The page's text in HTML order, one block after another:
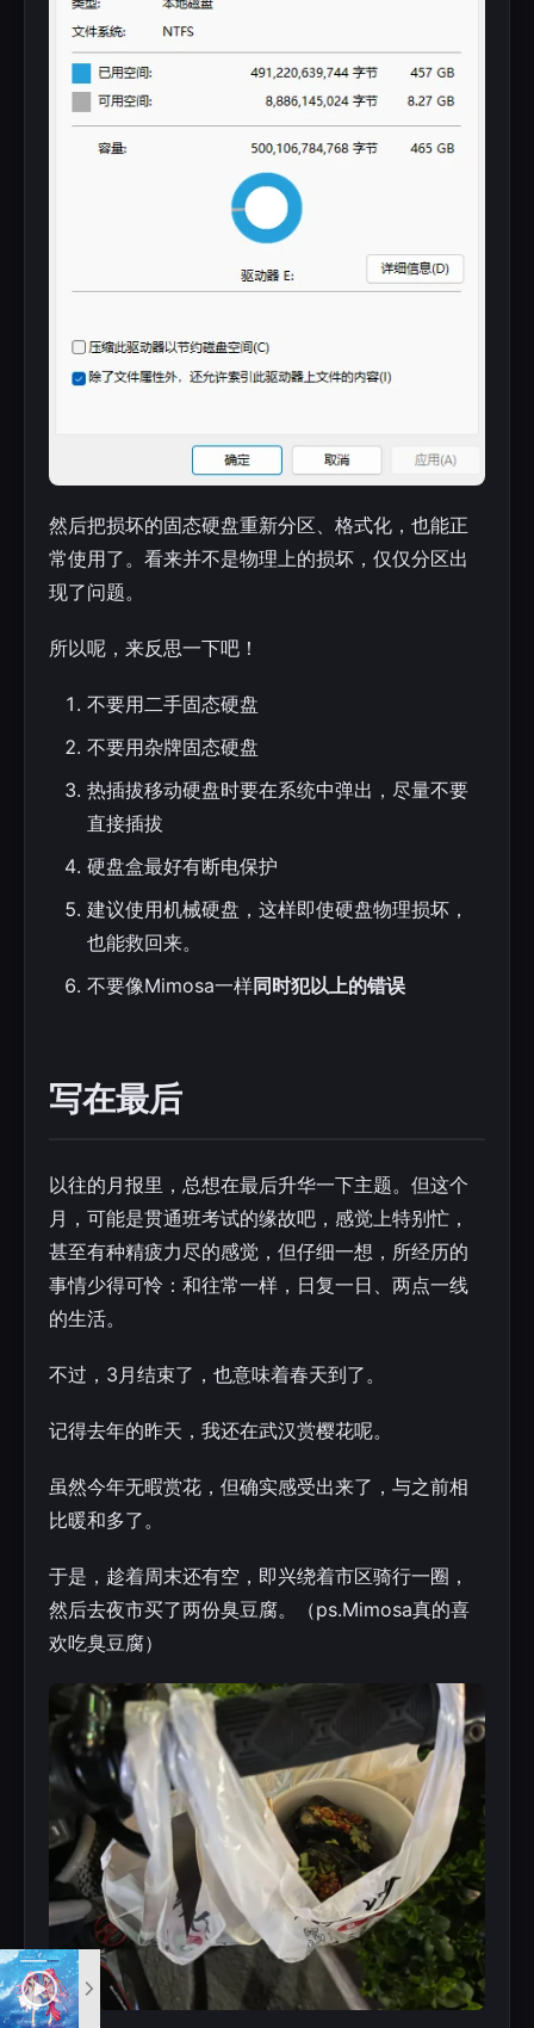
然后把损坏的固态硬盘重新分区、格式化，也能正
常使用了。看来并不是物理上的损坏，仅仅分区出
现了问题。
所以呢，来反思一下吧！
不要用二手固态硬盘
不要用杂牌固态硬盘
热插拔移动硬盘时要在系统中弹出，尽量不要
直接插拔
硬盘盒最好有断电保护
建议使用机械硬盘，这样即使硬盘物理损坏，
也能救回来。
不要像Mimosa一样同时犯以上的错误
写在最后
以往的月报里，总想在最后升华一下主题。但这个
月，可能是贯通班考试的缘故吧，感觉上特别忙，
甚至有种精疲力尽的感觉，但仔细一想，所经历的
事情少得可怜：和往常一样，日复一日、两点一线
的生活。
不过，3月结束了，也意味着春天到了。
记得去年的昨天，我还在武汉赏樱花呢。
虽然今年无暇赏花，但确实感受出来了，与之前相
比暖和多了。
于是，趁着周末还有空，即兴绕着市区骑行一圈，
然后去夜市买了两份臭豆腐。（ps.Mimosa真的喜
欢吃臭豆腐）